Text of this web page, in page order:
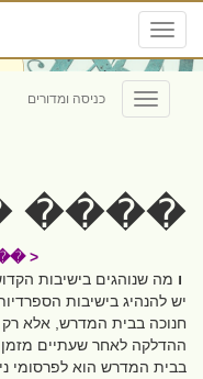
Toggle
navigation
Toggle
navigation
כניסה ומדורים
ו מה שנוהגים בישיבות
יש להנהיג בישיבות
חנוכה בבית המדרש, אלא
ההדלקה לאחר שעתיים
בבית המדרש הוא לפרסומי